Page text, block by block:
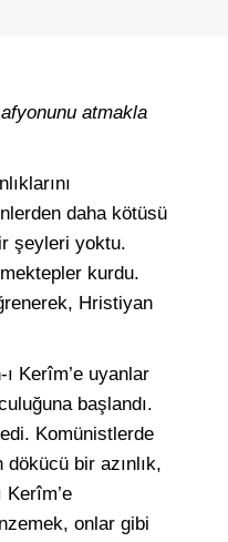
atmakla
daha kötüsü
şeyleri yoktu.
kurdu.
Hristiyan
Kerîm’e uyanlar
başlandı.
Komünistlerde
bir azınlık,
Kerîm’e
onlar gibi